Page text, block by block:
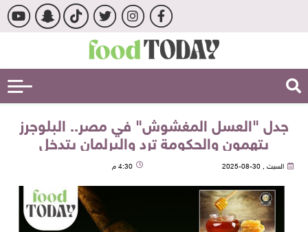
جدل "العسل المغشوش" في مصر.. البلوجرز
يتهمون والحكومة ترد والبرلمان يتدخل
السبت , 30-08-2025 4:30 م